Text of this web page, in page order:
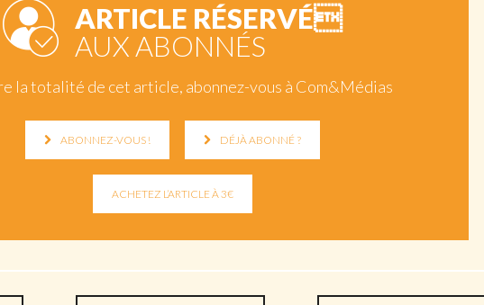
ARTICLE RÉSERVÉ
AUX ABONNÉS
la totalité de cet article, abonnez-vous à Com&Médias
ABONNEZ-VOUS ! DÉJÀ ABONNÉ ?